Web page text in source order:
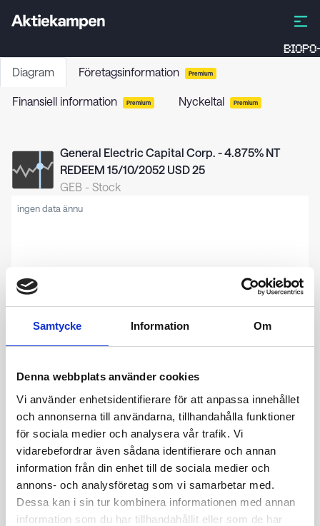
Samtycke Information Om
Denna webbplats använder cookies
Vi använder enhetsidentifierare för att anpassa innehållet
och annonserna till användarna, tillhandahålla funktioner
för sociala medier och analysera vår trafik. Vi
vidarebefordrar även sådana identifierare och annan
information från din enhet till de sociala medier och
annons- och analysföretag som vi samarbetar med.
Dessa kan i sin tur kombinera informationen med annan
information som du har tillhandahållit eller som de har
Diagram Företagsinformation Premium
Finansiell information Premium Nyckeltal Premium
General Electric Capital Corp. - 4.875% NT
REDEEM 15/10/2052 USD 25
GEB - Stock
ingen data ännu
24t 7d 1m 3m 1å 5å
Köp / Sälj